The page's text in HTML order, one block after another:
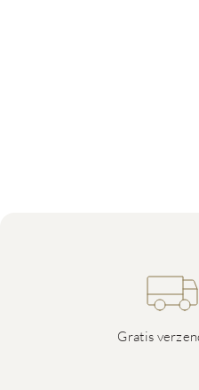
Gratis